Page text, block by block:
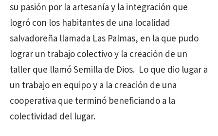
su pasión por la artesanía y la integración que
logró con los habitantes de una localidad
salvadoreña llamada Las Palmas, en la que pudo
lograr un trabajo colectivo y la creación de un
taller que llamó Semilla de Dios. Lo que dio lugar a
un trabajo en equipo y a la creación de una
cooperativa que terminó beneficiando a la
colectividad del lugar.